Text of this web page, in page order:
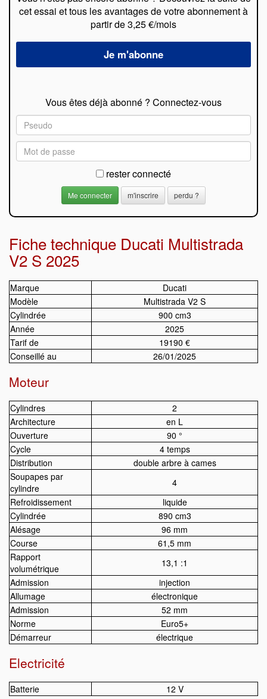
cet essai et tous les avantages de votre abonnement à
partir de 3,25 €/mois
Vous êtes déjà abonné ? Connectez-vous
rester connecté
m'inscrire perdu ?
Fiche technique Ducati Multistrada
V2 S 2025
Marque
Ducati
Modèle
Multistrada V2 S
Cylindrée
900 cm3
Année
2025
Tarif de
19190 €
Conseillé au
26/01/2025
Moteur
Cylindres
2
Architecture
en L
Ouverture
90 °
Cycle
4 temps
Distribution
double arbre à cames
Soupapes par
cylindre
4
Refroidissement
liquide
Cylindrée
890 cm3
Alésage
96 mm
Course
61,5 mm
Rapport
volumétrique
13,1 :1
Admission
injection
Allumage
électronique
Admission
52 mm
Norme
Euro5+
Démarreur
électrique
Electricité
Batterie 12 V